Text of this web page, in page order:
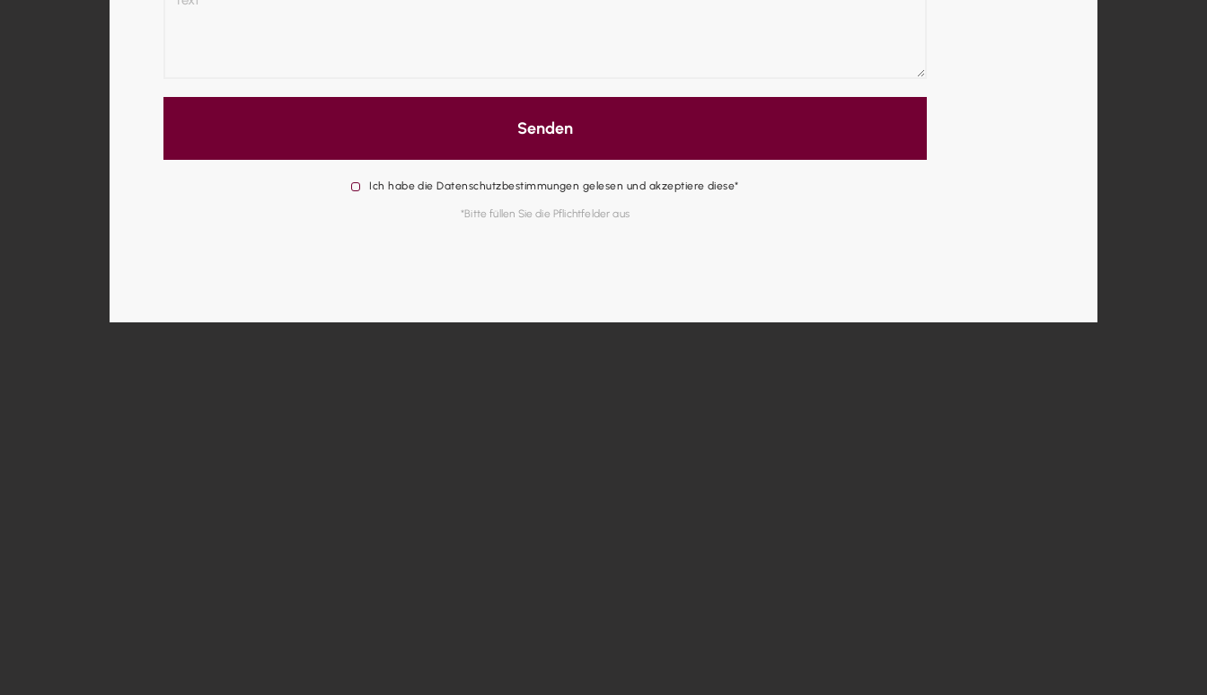
Ich habe die Datenschutzbestimmungen gelesen und akzeptiere diese*
*Bitte füllen Sie die Pflichtfelder aus
Senden